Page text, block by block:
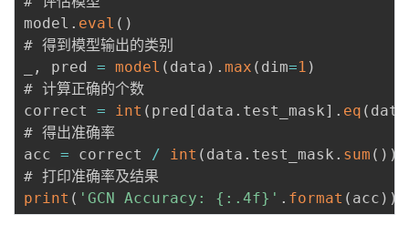
model . eval ( )
# 得到模型输出的类别
, pred = model ( data ) . max ( dim=1 )
# 计算正确的个数
correct = int ( pred [ data . test_mask] . eq ( data
# 得出准确率
acc = correct / int ( data . test_mask . sum ( ) )
print ( 'GCN Accuracy: {:.4f}' . format ( acc ) )